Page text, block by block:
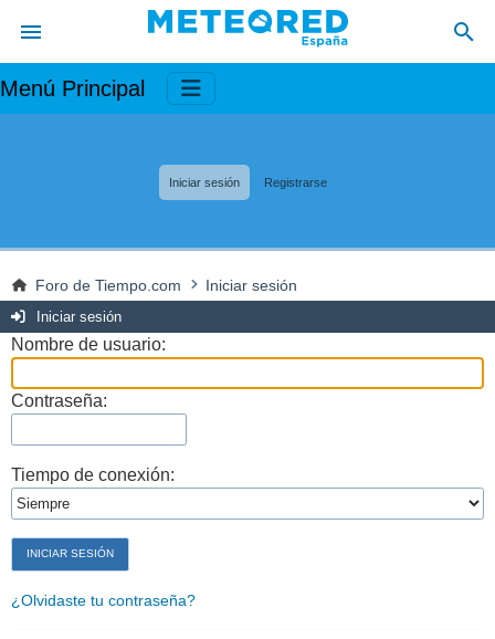
Menú Principal
Iniciar sesión Registrarse
Foro de Tiempo.com Iniciar sesión
Iniciar sesión
Nombre de usuario:
Contraseña:
Tiempo de conexión:
¿Olvidaste tu contraseña?